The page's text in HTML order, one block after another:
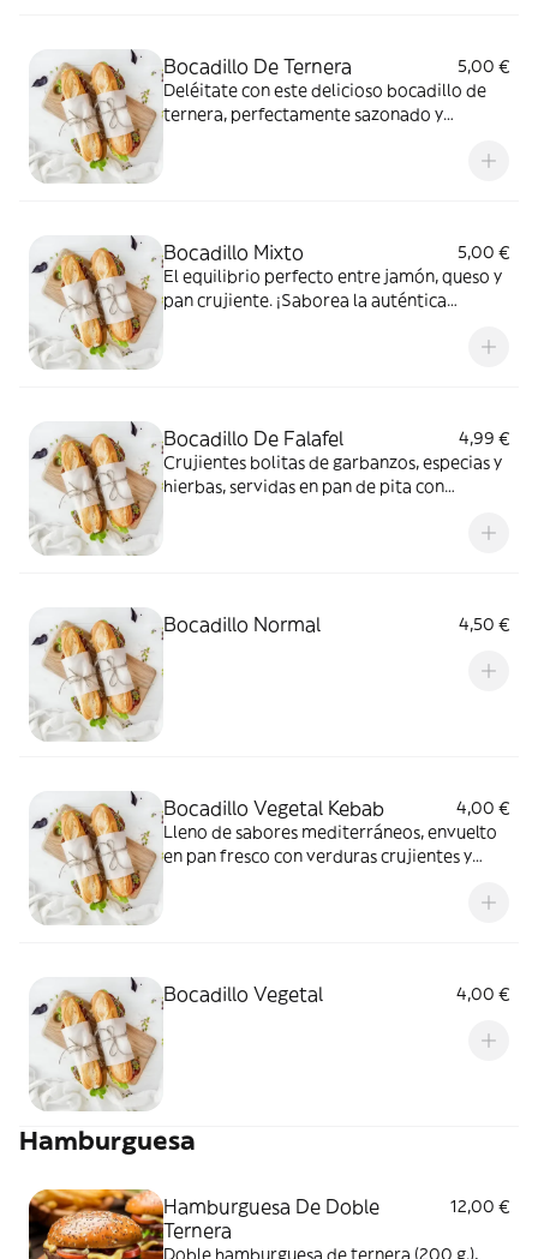
Bocadillo De Ternera
5,00 €
Deléitate con este delicioso bocadillo de
ternera, perfectamente sazonado y
Bocadillo Mixto
5,00 €
El equilibrio perfecto entre jamón, queso y
pan crujiente. ¡Saborea la auténtica
Bocadillo De Falafel
4,99 €
Crujientes bolitas de garbanzos, especias y
hierbas, servidas en pan de pita con
Bocadillo Normal 4,50 €
Bocadillo Vegetal Kebab
4,00 €
Lleno de sabores mediterráneos, envuelto
en pan fresco con verduras crujientes y
Bocadillo Vegetal 4,00 €
Hamburguesa
Hamburguesa De Doble
Ternera
12,00 €
Doble hamburguesa de ternera (200 g.),